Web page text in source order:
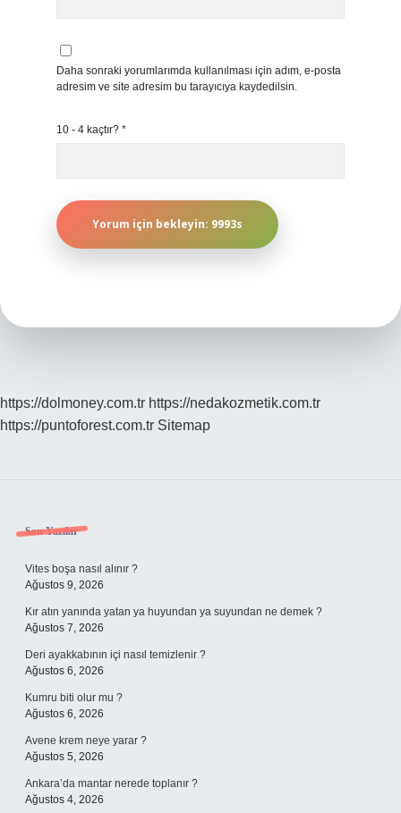
Daha sonraki yorumlarımda kullanılması için adım, e-posta
adresim ve site adresim bu tarayıcıya kaydedilsin.
10 - 4 kaçtır? *
https://dolmoney.com.tr https://nedakozmetik.com.tr
https://puntoforest.com.tr Sitemap
Sidebar
Son Yazılar
Vites boşa nasıl alınır ?
Ağustos 9, 2026
Kır atın yanında yatan ya huyundan ya suyundan ne demek ?
Ağustos 7, 2026
Deri ayakkabının içi nasıl temizlenir ?
Ağustos 6, 2026
Kumru biti olur mu ?
Ağustos 6, 2026
Avene krem neye yarar ?
Ağustos 5, 2026
Ankara’da mantar nerede toplanır ?
Ağustos 4, 2026